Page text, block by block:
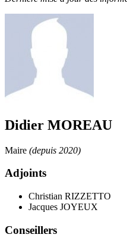
Didier MOREAU
Maire (depuis 2020)
Adjoints
Christian RIZZETTO
Jacques JOYEUX
Conseillers